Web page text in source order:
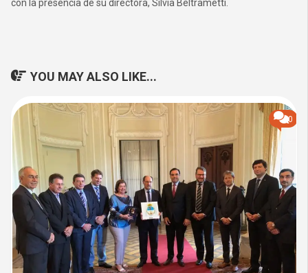
con la presencia de su directora, Silvia Beltrametti.
YOU MAY ALSO LIKE...
0